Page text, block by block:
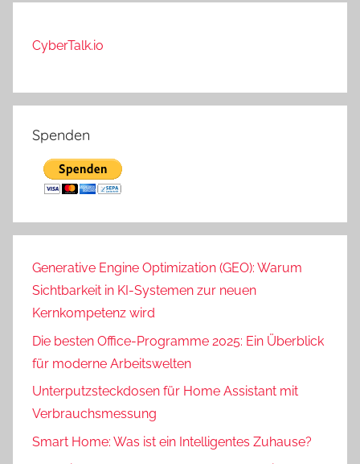
CyberTalk.io
Spenden
Generative Engine Optimization (GEO): Warum
Sichtbarkeit in KI-Systemen zur neuen
Kernkompetenz wird
Die besten Office-Programme 2025: Ein Überblick
für moderne Arbeitswelten
Unterputzsteckdosen für Home Assistant mit
Verbrauchsmessung
Smart Home: Was ist ein Intelligentes Zuhause?